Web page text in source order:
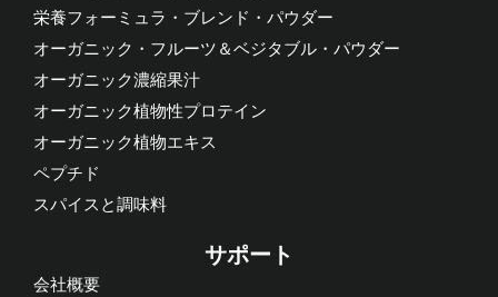
栄養フォーミュラ・ブレンド・パウダー
オーガニック・フルーツ＆ベジタブル・パウダー
オーガニック濃縮果汁
オーガニック植物性プロテイン
オーガニック植物エキス
ペプチド
スパイスと調味料
サポート
会社概要